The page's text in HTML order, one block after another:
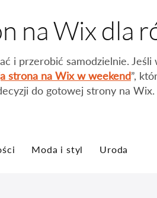
na Wix dla
i przerobić samodzielnie.
strona na Wix w weekend”,
do gotowej strony na Wix.
Moda i styl Uroda